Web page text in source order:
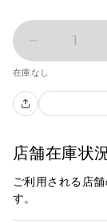
1
在庫なし
店舗在庫状
ご利用される店
す。